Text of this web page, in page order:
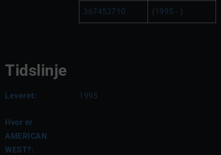
367452710 (1995 - )
Tidslinje
Leveret: 1995
Hvor er
AMERICAN
WEST?: